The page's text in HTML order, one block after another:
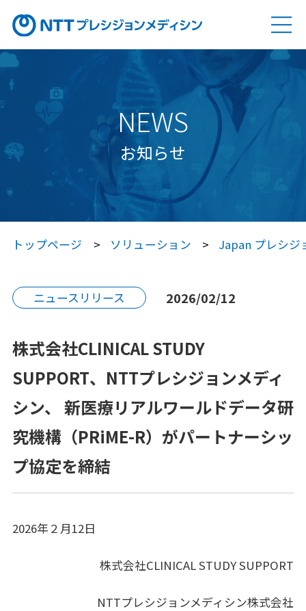
ソリューション SOLUTION
Genovision（ゲノビジョン）
Genovision Dock®（ゲノビジョン ドック）
Genovision PGx
（ゲノビジョン ピージーエックス）
特定保健指導サービス
Japan プレシジョン・メディシン
Japan プレシジョン・メディシン
NTTコホート（就業世代の遺伝子・健診・
健康経営®サービス
健康経営®コンサルティング
メンタルスキル向上研修
女性の健康リテラシー研修
動けるからだづくり研修
糖質コントロール研修
電子カルテ（モバカル）
NEWS
お知らせ
トップページ ソリューション Japan プレシジ
ニュースリリース 2026/02/12
株式会社CLINICAL STUDY
SUPPORT、NTTプレシジョンメディ
シン、 新医療リアルワールドデータ研
究機構（PRiME-R）がパートナーシッ
プ協定を締結
2026年２月12日
株式会社CLINICAL STUDY SUPPORT
NTTプレシジョンメディシン株式会社